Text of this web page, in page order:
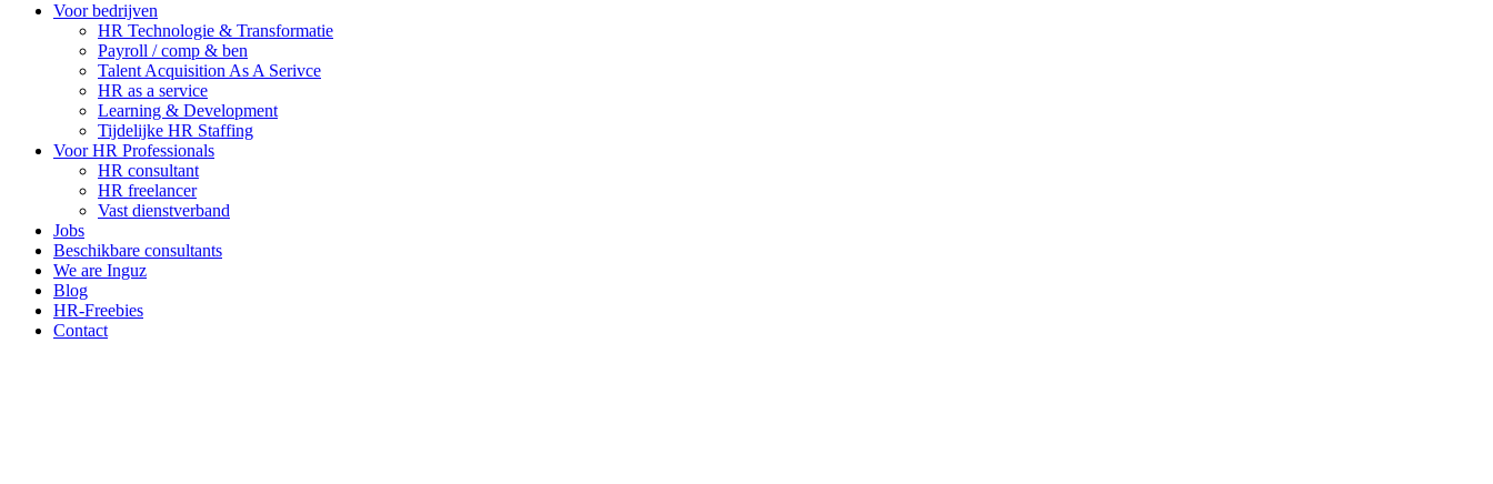
Voor bedrijven
HR Technologie & Transformatie
Payroll / comp & ben
Talent Acquisition As A Serivce
HR as a service
Learning & Development
Tijdelijke HR Staffing
Voor HR Professionals
HR consultant
HR freelancer
Vast dienstverband
Jobs
Beschikbare consultants
We are Inguz
Blog
HR-Freebies
Contact